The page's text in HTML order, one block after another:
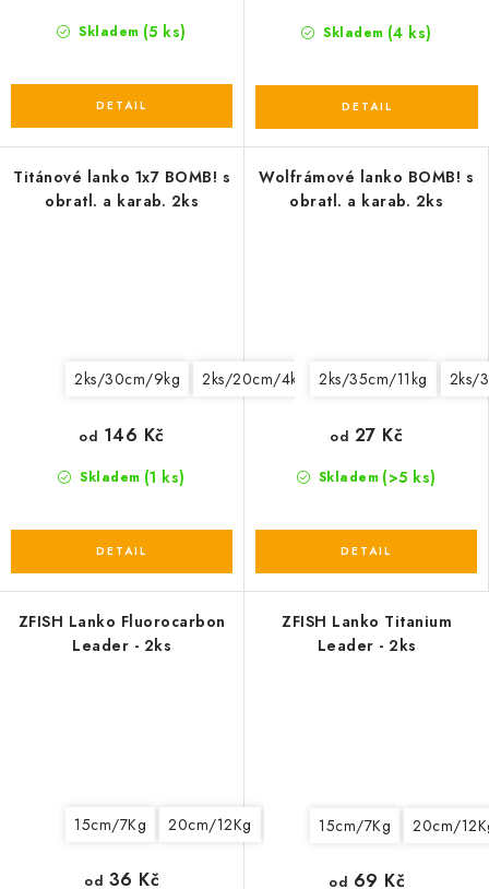
Skladem (5 ks) Skladem (4 ks)
Titánové lanko 1x7 BOMB! s
obratl. a karab. 2ks
2ks/30cm/9kg 2ks/20cm/4kg 2ks/20cm/7kg 2ks/
Skladem (1 ks)
od 146 Kč
Wolfrámové lanko BOMB! s
obratl. a karab. 2ks
2ks/35cm/11kg 2ks/
Skladem (>5 ks)
od 27 Kč
ZFISH Lanko Fluorocarbon
Leader - 2ks
15cm/7Kg 20cm/12Kg 25cm/15Kg
od 36 Kč
ZFISH Lanko Titanium
Leader - 2ks
15cm/7Kg 20cm/
od 69 Kč